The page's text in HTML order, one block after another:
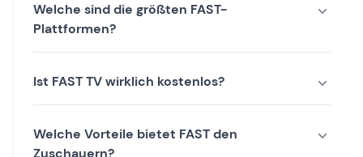
Welche sind die größten FAST-
Plattformen?
Ist FAST TV wirklich kostenlos?
Welche Vorteile bietet FAST den
Zuschauern?